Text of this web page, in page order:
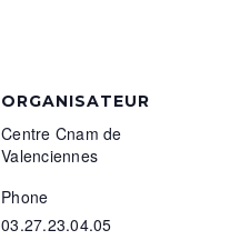
ORGANISATEUR
Centre Cnam de
Valenciennes
Phone
03.27.23.04.05